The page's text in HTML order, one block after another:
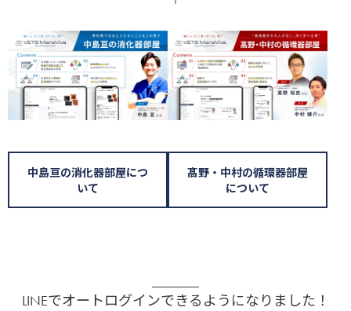
中島亘の消化器部屋につ
いて
髙野・中村の循環器部屋
について
LINEでオートログインできるようになりました！